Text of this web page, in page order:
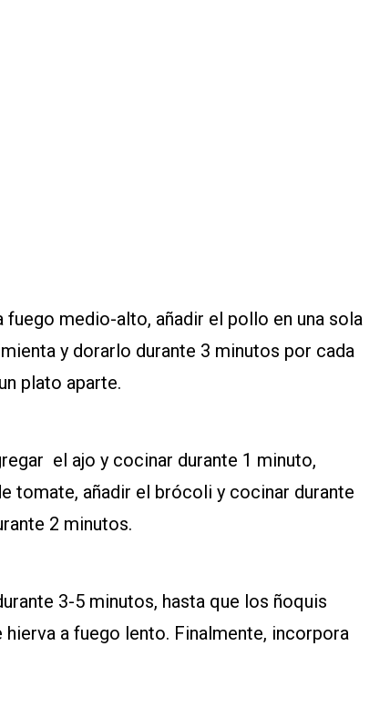
fuego medio-alto, añadir el pollo en una sola
y dorarlo durante 3 minutos por cada
plato aparte.
el ajo y cocinar durante 1 minuto,
tomate, añadir el brócoli y cocinar durante
2 minutos.
3-5 minutos, hasta que los ñoquis
a fuego lento. Finalmente, incorpora